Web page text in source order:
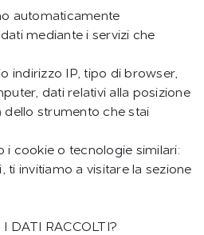
automaticamente
mediante i servizi che
indirizzo IP, tipo di browser,
dati relativi alla posizione
dello strumento che stai
i cookie o tecnologie similari:
ti invitiamo a visitare la sezione
DATI RACCOLTI?